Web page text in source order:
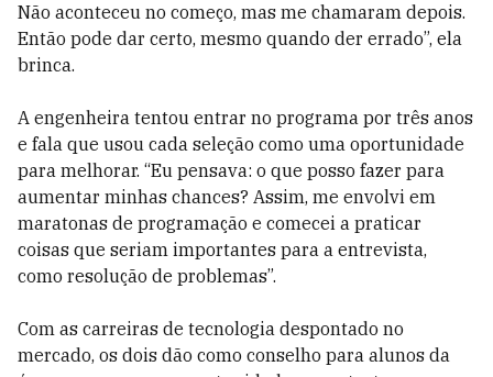
Não aconteceu no começo, mas me chamaram depois.
Então pode dar certo, mesmo quando der errado”, ela
brinca.
A engenheira tentou entrar no programa por três anos
e fala que usou cada seleção como uma oportunidade
para melhorar. “Eu pensava: o que posso fazer para
aumentar minhas chances? Assim, me envolvi em
maratonas de programação e comecei a praticar
coisas que seriam importantes para a entrevista,
como resolução de problemas”.
Com as carreiras de tecnologia despontado no
mercado, os dois dão como conselho para alunos da